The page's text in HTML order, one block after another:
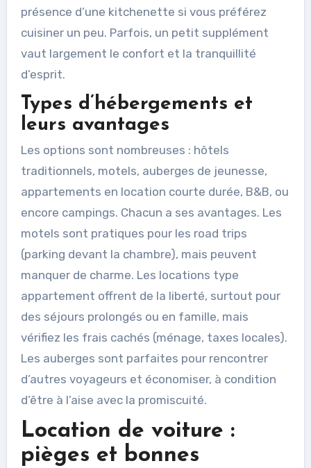
présence d’une kitchenette si vous préférez
cuisiner un peu. Parfois, un petit supplément
vaut largement le confort et la tranquillité
d’esprit.
Types d’hébergements et
leurs avantages
Les options sont nombreuses : hôtels
traditionnels, motels, auberges de jeunesse,
appartements en location courte durée, B&B, ou
encore campings. Chacun a ses avantages. Les
motels sont pratiques pour les road trips
(parking devant la chambre), mais peuvent
manquer de charme. Les locations type
appartement offrent de la liberté, surtout pour
des séjours prolongés ou en famille, mais
vérifiez les frais cachés (ménage, taxes locales).
Les auberges sont parfaites pour rencontrer
d’autres voyageurs et économiser, à condition
d’être à l’aise avec la promiscuité.
Location de voiture :
pièges et bonnes